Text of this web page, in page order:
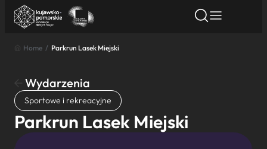
Znajdź atrakcję
Nazwa atrakcji
Miasto
Home / Parkrun Lasek Miejski
Wydarzenia
Sportowe i rekreacyjne
Parkrun Lasek Miejski